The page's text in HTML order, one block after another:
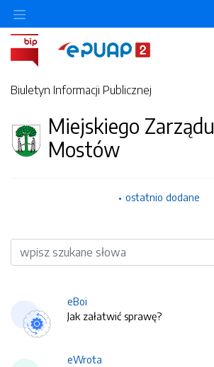
Biuletyn Informacji Publicznej
Miejskiego
Mostów
ostatnio dodane
Wyszukiwarka
eBoi
Jak załatwić sprawę?
eWrota